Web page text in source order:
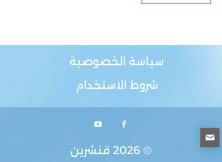
سياسة الخصوصية
شروط الاستخدام
© 2026 قنشرين